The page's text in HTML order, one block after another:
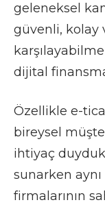
geleneksel
güvenli, kolay
dijital
Özellikle e-
bireysel
ihtiyaç
sunarken
firmalarının